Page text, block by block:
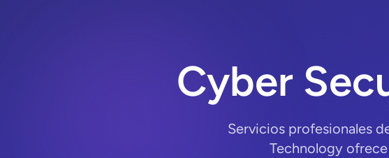
Cyber
Servicios profesionales
Technology ofrece